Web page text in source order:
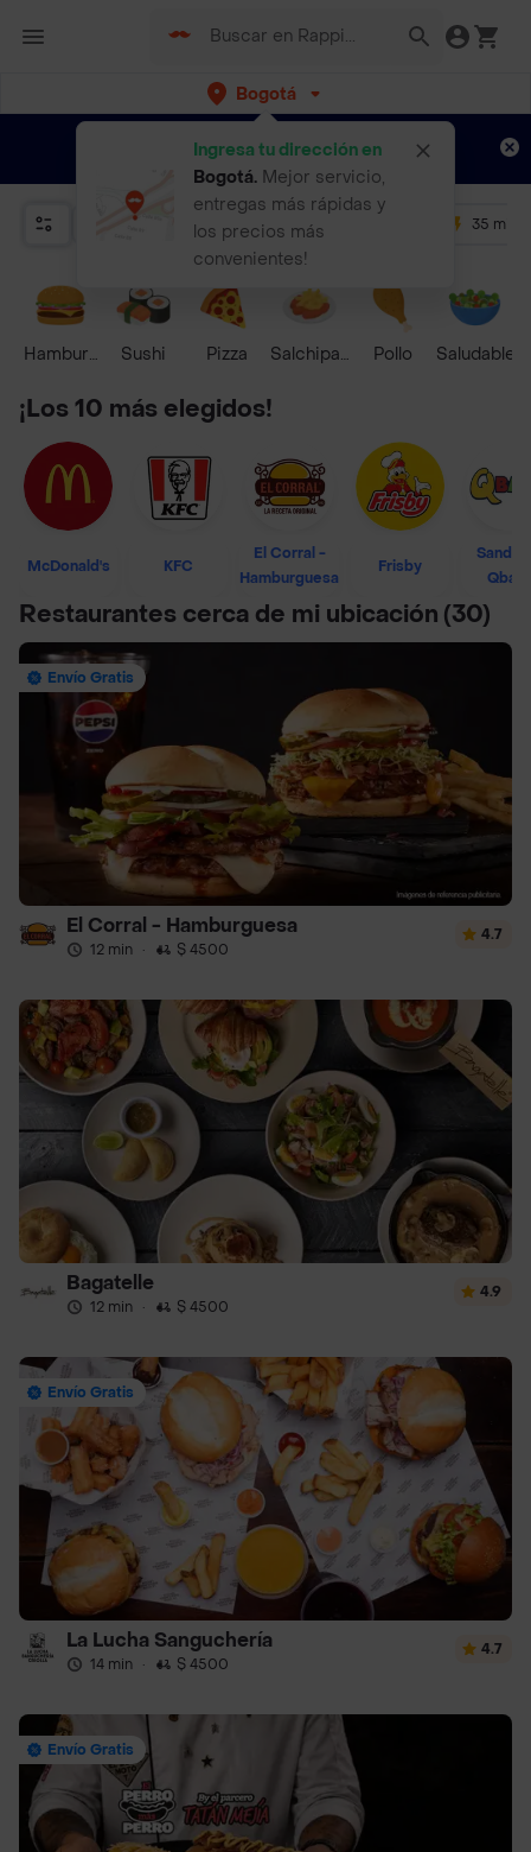
Bogotá
Ingresa tu dirección en
Bogotá. Mejor servicio,
entregas más rápidas y
los precios más
convenientes!
envíos gratis por semanas Aplican TyC
Relevancia Promos 35 mins
HamburguesaSushi Pizza Salchipapas Pollo Saludable
¡Los 10 más elegidos!
McDonald's KFC
El Corral -
Hamburguesa
Frisby
Restaurantes cerca de mi ubicación (30)
Envío Gratis
El Corral - Hamburguesa
12 min · $ 4500
4.7
Bagatelle
12 min · $ 4500
4.9
Envío Gratis
La Lucha Sanguchería
14 min · $ 4500
4.7
Envío Gratis